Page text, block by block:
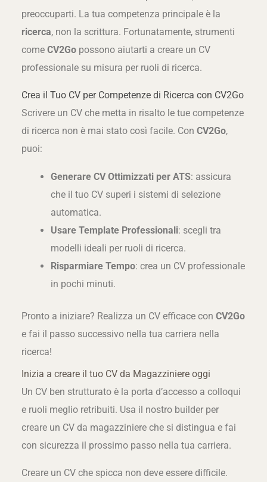
preoccuparti. La tua competenza principale è la
ricerca, non la scrittura. Fortunatamente, strumenti
come CV2Gopossono aiutarti a creare un CV
professionale su misura per ruoli di ricerca.
Crea il Tuo CV per Competenze di Ricerca con CV2Go
Scrivere un CV che metta in risalto le tue competenze
di ricerca non è mai stato così facile. Con CV2Go,
puoi:
Generare CV Ottimizzati per ATS: assicura
che il tuo CV superi i sistemi di selezione
automatica.
Usare Template Professionali: scegli tra
modelli ideali per ruoli di ricerca.
Risparmiare Tempo: crea un CV professionale
in pochi minuti.
Pronto a iniziare? Realizza un CV efficace con CV2Go
e fai il passo successivo nella tua carriera nella
ricerca!
Inizia a creare il tuo CV da Magazziniere oggi
Un CV ben strutturato è la porta d’accesso a colloqui
e ruoli meglio retribuiti. Usa il nostro builder per
creare un CV da magazziniere che si distingua e fai
con sicurezza il prossimo passo nella tua carriera.
Creare un CV che spicca non deve essere difficile.